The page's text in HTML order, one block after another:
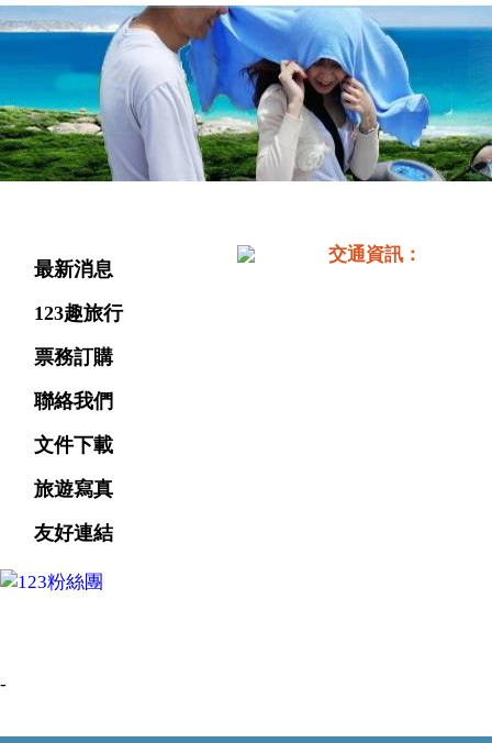
最新消息
123趣旅行
票務訂購
聯絡我們
文件下載
旅遊寫真
友好連結
-
交通資訊：